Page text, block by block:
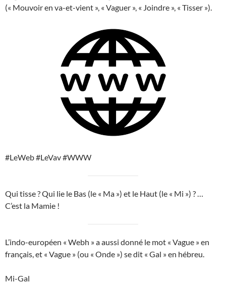
(« Mouvoir en va-et-vient », « Vaguer », « Joindre », « Tisser »).
#LeWeb #LeVav #WWW
Qui tisse ? Qui lie le Bas (le « Ma ») et le Haut (le « Mi ») ? …
C’est la Mamie !
L’indo-européen « Webh » a aussi donné le mot « Vague » en
français, et « Vague » (ou « Onde ») se dit « Gal » en hébreu.
Mi-Gal